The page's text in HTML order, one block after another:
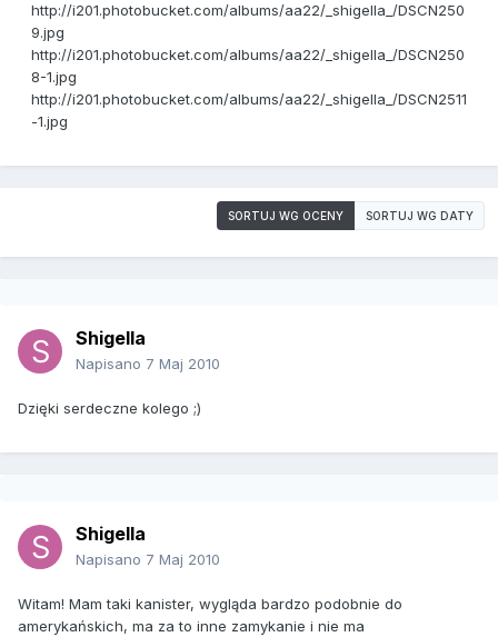
http://i201.photobucket.com/albums/aa22/_shigella_/DSCN250
9.jpg
http://i201.photobucket.com/albums/aa22/_shigella_/DSCN250
8-1.jpg
http://i201.photobucket.com/albums/aa22/_shigella_/DSCN2511
-1.jpg
SORTUJ WG OCENY SORTUJ WG DATY
Shigella
Napisano 7 Maj 2010
Dzięki serdeczne kolego ;)
Shigella
Napisano 7 Maj 2010
Witam! Mam taki kanister, wygląda bardzo podobnie do
amerykańskich, ma za to inne zamykanie i nie ma